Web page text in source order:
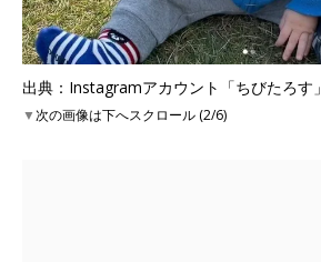
出典：Instagramアカウント「ちびたろす」
▼次の画像は下へスクロール (2/6)